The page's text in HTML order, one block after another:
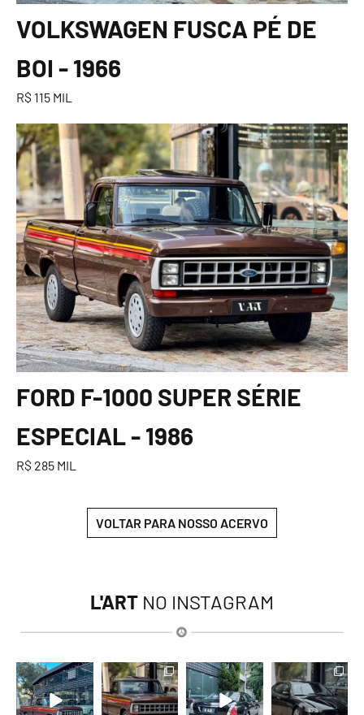
VOLKSWAGEN FUSCA PÉ DE
BOI - 1966
R$ 115 MIL
FORD F-1000 SUPER SÉRIE
ESPECIAL - 1986
R$ 285 MIL
VOLTAR PARA NOSSO ACERVO
L'ART NO INSTAGRAM
lart.br
Ago 7
lart.br
Ago 7
lart.br
Ago 6
lart.br
Ago 6